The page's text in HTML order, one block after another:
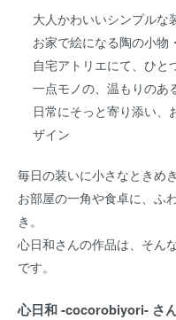
大人かわいいシンプルな
お家で絵になる陶の小物
自宅アトリエにて、ひと
一点モノの、温もりのあ
日常にそっと寄り添い、
ザイン
毎日の装いに小さなときめ
お部屋の一角や食卓に、ふ
き。
心日和さんの作品は、そん
です。
心日和 -cocorobiyori- さ